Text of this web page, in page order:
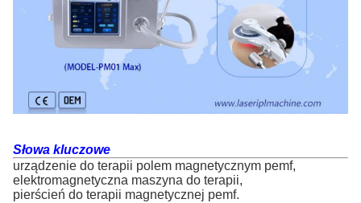
Słowa kluczowe
urządzenie do terapii polem magnetycznym pemf,
elektromagnetyczna maszyna do terapii,
pierścień do terapii magnetycznej pemf.